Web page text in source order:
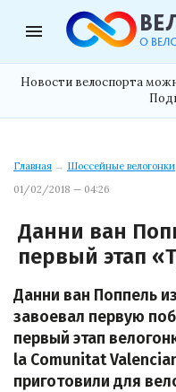
menu
Новости велоспорта
Главная → Шоссейные велогонки
01/02/2018 — 04:26
Данни ван
первый этап
Данни ван Поппель
завоевал первую
первый этап
la Comunitat
приготовили для